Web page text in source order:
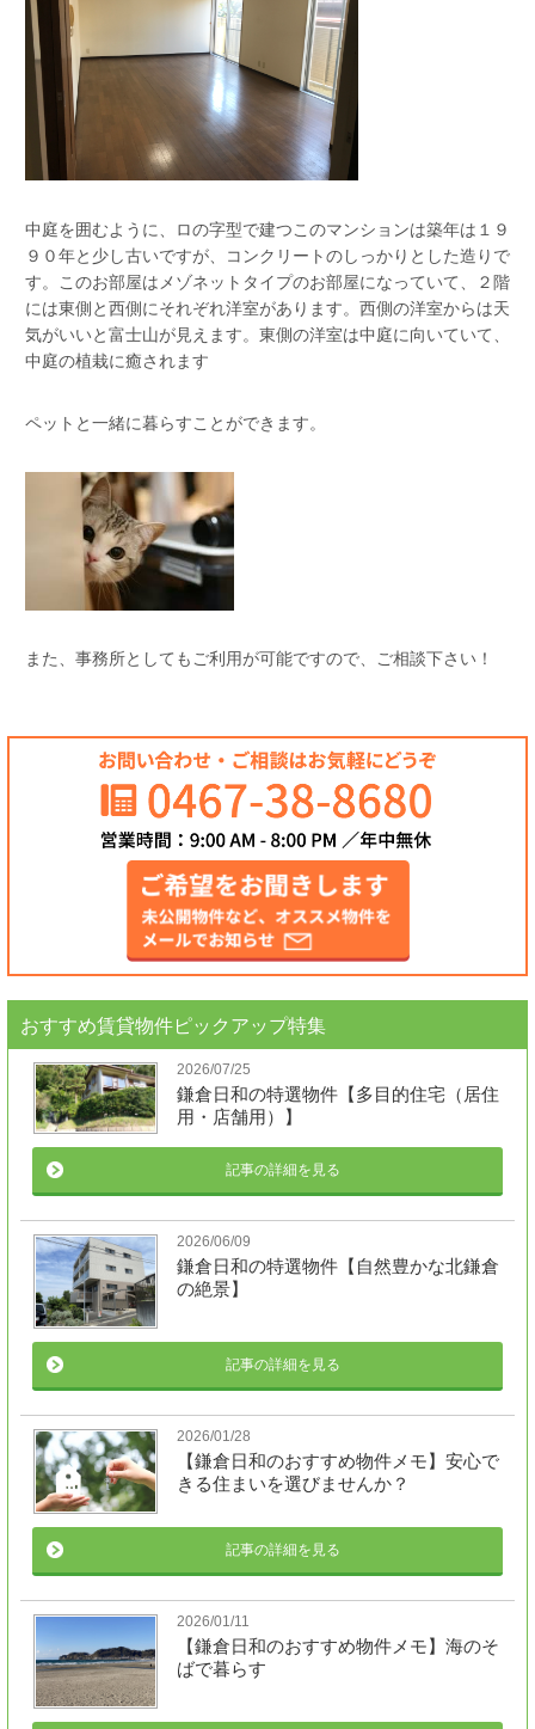
中庭を囲むように、ロの字型で建つこのマンションは築年は１９
９０年と少し古いですが、コンクリートのしっかりとした造りで
す。このお部屋はメゾネットタイプのお部屋になっていて、２階
には東側と西側にそれぞれ洋室があります。西側の洋室からは天
気がいいと富士山が見えます。東側の洋室は中庭に向いていて、
中庭の植栽に癒されます
ペットと一緒に暮らすことができます。
また、事務所としてもご利用が可能ですので、ご相談下さい！
おすすめ賃貸物件ピックアップ特集
2026/07/25
鎌倉日和の特選物件【多目的住宅（居住
用・店舗用）】
記事の詳細を見る
2026/06/09
鎌倉日和の特選物件【自然豊かな北鎌倉
の絶景】
記事の詳細を見る
2026/01/28
【鎌倉日和のおすすめ物件メモ】安心で
きる住まいを選びませんか？
記事の詳細を見る
2026/01/11
【鎌倉日和のおすすめ物件メモ】海のそ
ばで暮らす